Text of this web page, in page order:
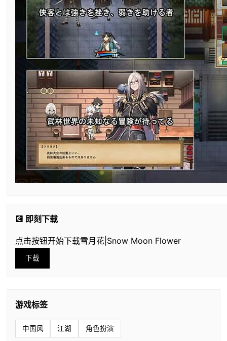
💽 即刻下载
点击按钮开始下载雪月花|Snow Moon Flower
下载
游戏标签
中国风 江湖 角色扮演